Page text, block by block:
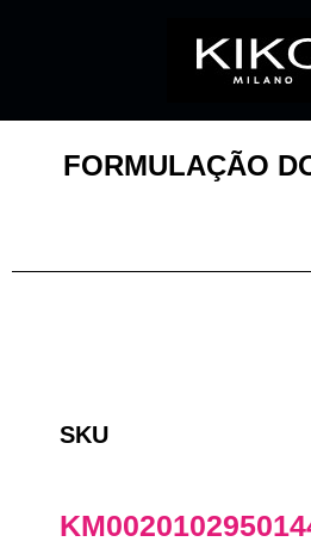
FORMULAÇÃO
SKU